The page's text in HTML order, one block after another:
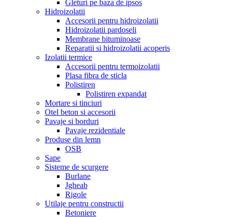
Gleturi pe baza de ipsos
Hidroizolatii
Accesorii pentru hidroizolatii
Hidroizolatii pardoseli
Membrane bituminoase
Reparatii si hidroizolatii acoperis
Izolatii termice
Accesorii pentru termoizolatii
Plasa fibra de sticla
Polistiren
Polistiren expandat
Mortare si tinciuri
Otel beton si accesorii
Pavaje si borduri
Pavaje rezidentiale
Produse din lemn
OSB
Sape
Sisteme de scurgere
Burlane
Jgheab
Rigole
Utilaje pentru constructii
Betoniere